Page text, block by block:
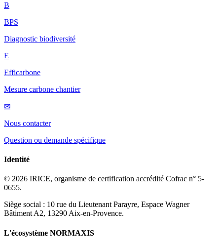
B
BPS
Diagnostic biodiversité
E
Efficarbone
Mesure carbone chantier
✉
Nous contacter
Question ou demande spécifique
Identité
© 2026 IRICE, organisme de certification accrédité Cofrac n° 5-
0655.
Siège social : 10 rue du Lieutenant Parayre, Espace Wagner
Bâtiment A2, 13290 Aix-en-Provence.
L'écosystème NORMAXIS